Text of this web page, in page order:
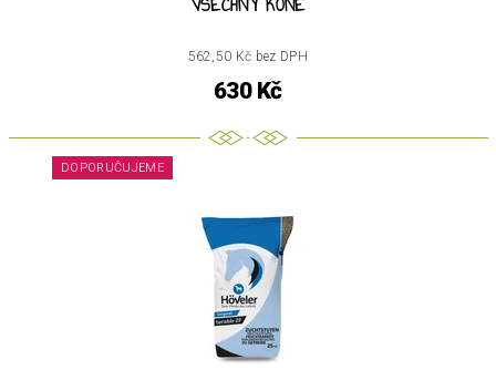
562,50 Kč bez DPH
630 Kč
DOPORUČUJEME